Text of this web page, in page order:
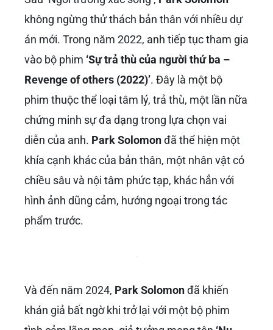
Khả năng nhập vai ấn tượng củaPark
Solomonđã nhận được vô số lời khen ngợi từ
giới phê bình và khán giả. Anh không chỉ thể
hiện được sự gan dạ, kiên cường của nhân vật
mà còn lột tả được những cung bậc cảm xúc
phức tạp khi đối mặt với sinh tử. Sự thành
công toàn cầu của ‘All of Us Are Dead’ trên các
nền tảng trực tuyến đã biến
người hâm mộ trên thế giới đã tìm kiếm
tỏ sức hút mạnh mẽ mà anh mang lại. Từ đây,
anh chính thức gia nhập hàng ngũ những diễn